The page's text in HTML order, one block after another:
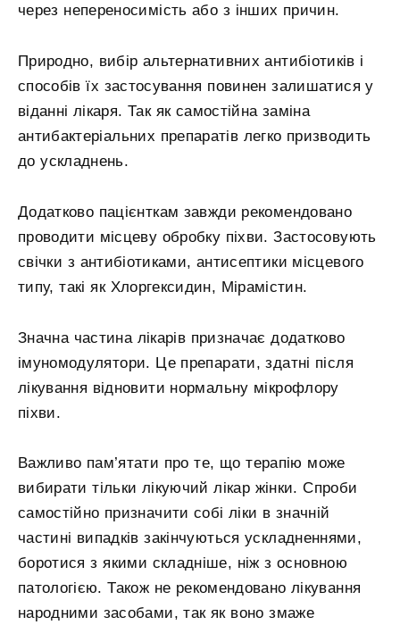
через непереносимість або з інших причин.
Природно, вибір альтернативних антибіотиків і
способів їх застосування повинен залишатися у
віданні лікаря. Так як самостійна заміна
антибактеріальних препаратів легко призводить
до ускладнень.
Додатково пацієнткам завжди рекомендовано
проводити місцеву обробку піхви. Застосовують
свічки з антибіотиками, антисептики місцевого
типу, такі як Хлоргексидин, Мірамістин.
Значна частина лікарів призначає додатково
імуномодулятори. Це препарати, здатні після
лікування відновити нормальну мікрофлору
піхви.
Важливо пам’ятати про те, що терапію може
вибирати тільки лікуючий лікар жінки. Спроби
самостійно призначити собі ліки в значній
частині випадків закінчуються ускладненнями,
боротися з якими складніше, ніж з основною
патологією. Також не рекомендовано лікування
народними засобами, так як воно змаже